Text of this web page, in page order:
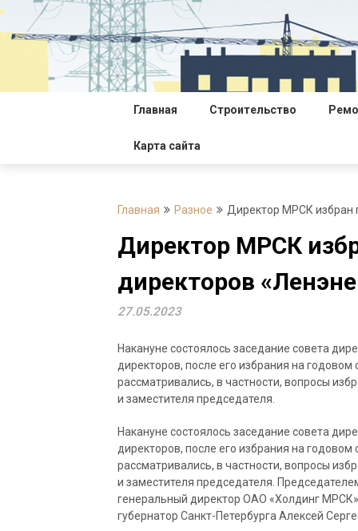
Перейти
содержимому
Главная Строительство
Карта сайта
Главная Разное Директор МРСК избран
Директор МРСК
директоров
27.05.2023
Накануне состоялось заседание совета
директоров, после его избрания на
рассматривались, в частности, вопросы
и заместителя председателя.
Накануне состоялось заседание совета
директоров, после его избрания на
рассматривались, в частности, вопросы
и заместителя председателя.
генеральный директор ОАО «Холдинг
губернатор Санкт-Петербурга Алексей